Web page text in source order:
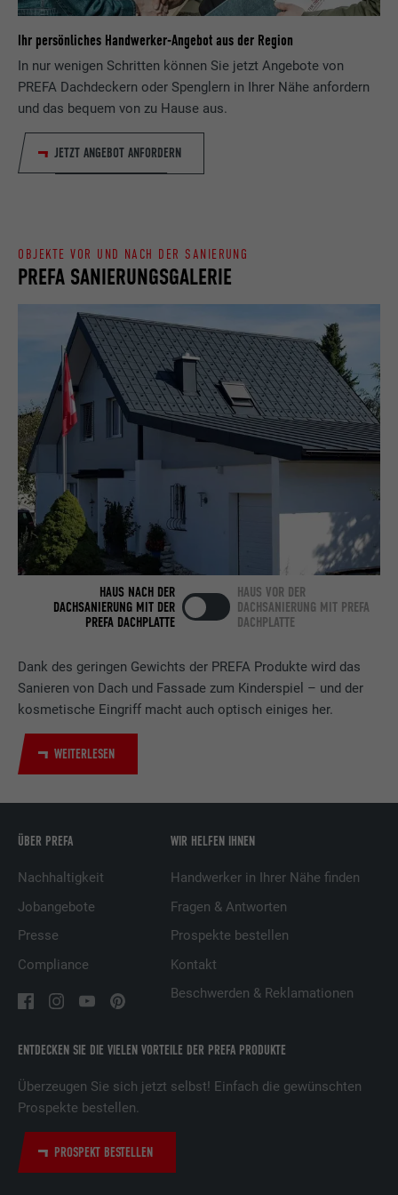
Ihr persönliches Handwerker-Angebot aus der Region
In nur wenigen Schritten können Sie jetzt Angebote von
PREFA Dachdeckern oder Spenglern in Ihrer Nähe anfordern
und das bequem von zu Hause aus.
JETZT ANGEBOT ANFORDERN
Dank des geringen Gewichts der PREFA Produkte wird das
Sanieren von Dach und Fassade zum Kinderspiel – und der
kosmetische Eingriff macht auch optisch einiges her.
WEITERLESEN
PREFA SANIERUNGSGALERIE
OBJEKTE VOR UND NACH DER SANIERUNG
HAUS NACH DER
DACHSANIERUNG MIT DER
PREFA DACHPLATTE
HAUS VOR DER
DACHSANIERUNG MIT PREFA
DACHPLATTE
ENTDECKEN SIE DIE VIELEN VORTEILE DER PREFA PRODUKTE
Überzeugen Sie sich jetzt selbst! Einfach die gewünschten
Prospekte bestellen.
PROSPEKT BESTELLEN
ÜBER PREFA
Nachhaltigkeit
Jobangebote
Presse
Compliance
WIR HELFEN IHNEN
Handwerker in Ihrer Nähe finden
Fragen & Antworten
Prospekte bestellen
Kontakt
Beschwerden & Reklamationen
Google Optimize
Laufzeit 90 Tage
Wird testweise gesetzt, um zu prüfen, ob
Speichert die vom Benutzer ausgewählte
Sprach version einer Webseite.
Name lang
Zweck
Eingestellt von LinkedIn, wenn eine
Webseite ein eingebettetes "Folgen Sie
uns"-Fenster enthält.
Name bcookie
Anbieter LinkedIn
Laufzeit
Zweck
Verwendet vom Social-Networking-Dienst
LinkedIn für die Verfolgung der
Verwendung von eingebetteten
Dienstleistungen.
Name bscookie
Laufzeit 2 Jahre
Zweck
Name UserMatchHistory
Anbieter
Zweck
Wird verwendet, um Besucher auf
mehreren Webseiten zu verfolgen, um
relevante Werbung basierend auf den
präsentieren.
Name lidc